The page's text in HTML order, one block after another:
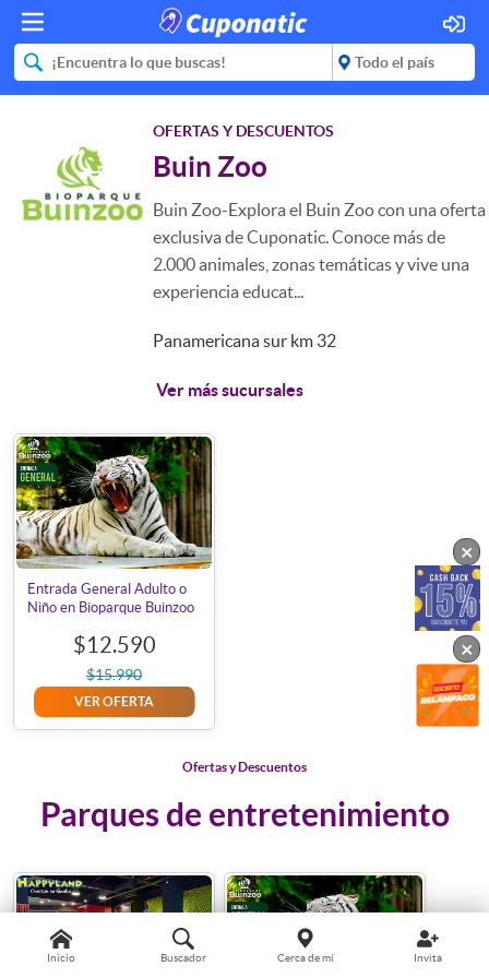
OFERTAS Y DESCUENTOS
Buin Zoo
Buin Zoo-Explora el Buin Zoo con una oferta
exclusiva de Cuponatic. Conoce más de
2.000 animales, zonas temáticas y vive una
experiencia educat...
Panamericana sur km 32
Ver más sucursales
Entrada General Adulto o
Niño en Bioparque Buinzoo
$12.590
$15.990
VER OFERTA
Ofertas y Descuentos
Parques de entretenimiento
Inicio Buscador Cerca de mí Invita
×
×